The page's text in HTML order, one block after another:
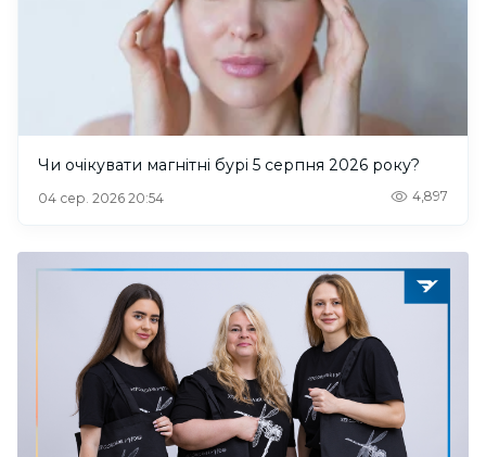
Чи очікувати магнітні бурі 5 серпня 2026 року?
04 сер. 2026 20:54 4,897